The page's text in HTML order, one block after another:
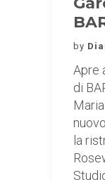
by
Apre
di
la